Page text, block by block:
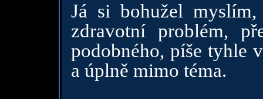
Já si bohužel
zdravotní problém,
podobného, píše tyhle
a úplně mimo téma.